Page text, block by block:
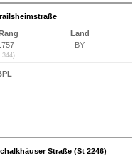
Land
BY
Straße (St 2246)